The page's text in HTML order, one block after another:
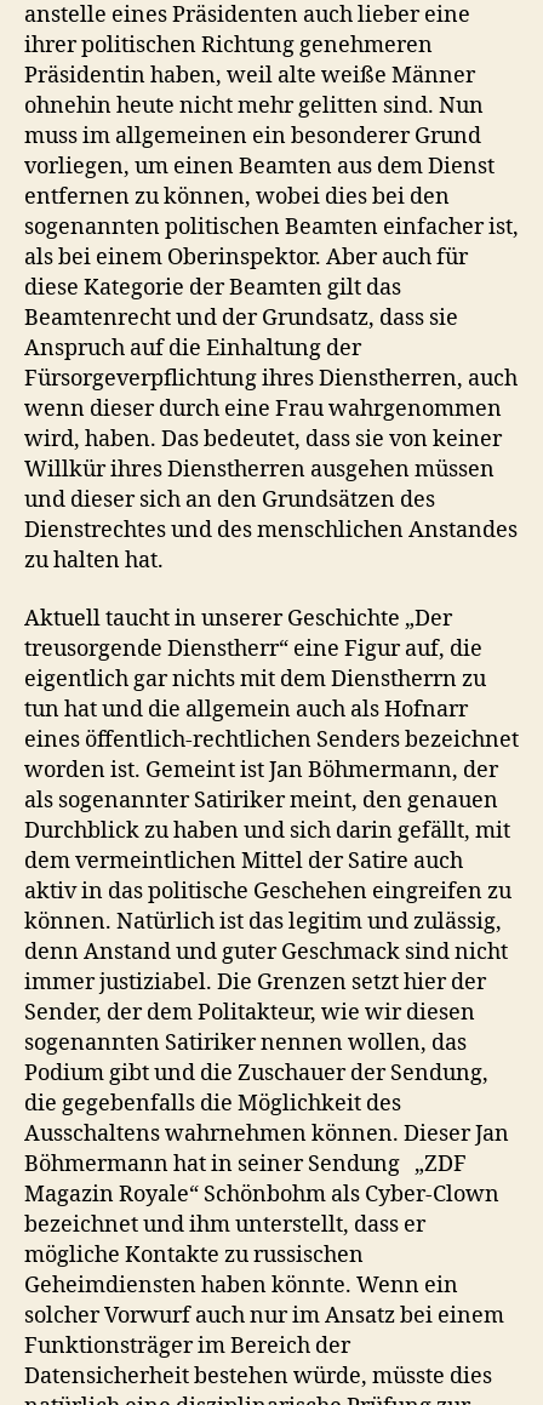
anstelle eines Präsidenten auch lieber eine
ihrer politischen Richtung genehmeren
Präsidentin haben, weil alte weiße Männer
ohnehin heute nicht mehr gelitten sind. Nun
muss im allgemeinen ein besonderer Grund
vorliegen, um einen Beamten aus dem Dienst
entfernen zu können, wobei dies bei den
sogenannten politischen Beamten einfacher ist,
als bei einem Oberinspektor. Aber auch für
diese Kategorie der Beamten gilt das
Beamtenrecht und der Grundsatz, dass sie
Anspruch auf die Einhaltung der
Fürsorgeverpflichtung ihres Dienstherren, auch
wenn dieser durch eine Frau wahrgenommen
wird, haben. Das bedeutet, dass sie von keiner
Willkür ihres Dienstherren ausgehen müssen
und dieser sich an den Grundsätzen des
Dienstrechtes und des menschlichen Anstandes
zu halten hat.
Aktuell taucht in unserer Geschichte „Der
treusorgende Dienstherr“ eine Figur auf, die
eigentlich gar nichts mit dem Dienstherrn zu
tun hat und die allgemein auch als Hofnarr
eines öffentlich-rechtlichen Senders bezeichnet
worden ist. Gemeint ist Jan Böhmermann, der
als sogenannter Satiriker meint, den genauen
Durchblick zu haben und sich darin gefällt, mit
dem vermeintlichen Mittel der Satire auch
aktiv in das politische Geschehen eingreifen zu
können. Natürlich ist das legitim und zulässig,
denn Anstand und guter Geschmack sind nicht
immer justiziabel. Die Grenzen setzt hier der
Sender, der dem Politakteur, wie wir diesen
sogenannten Satiriker nennen wollen, das
Podium gibt und die Zuschauer der Sendung,
die gegebenfalls die Möglichkeit des
Ausschaltens wahrnehmen können. Dieser Jan
Böhmermann hat in seiner Sendung „ZDF
Magazin Royale“ Schönbohm als Cyber-Clown
bezeichnet und ihm unterstellt, dass er
mögliche Kontakte zu russischen
Geheimdiensten haben könnte. Wenn ein
solcher Vorwurf auch nur im Ansatz bei einem
Funktionsträger im Bereich der
Datensicherheit bestehen würde, müsste dies